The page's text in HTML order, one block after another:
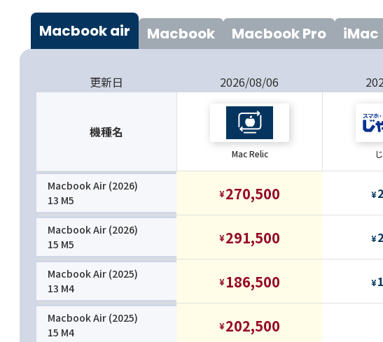
Macbook air Macbook Macbook Pro iMac
更新日 2026/08/06
機種名
Mac Relic
Macbook Air (2026)
13 M5
¥ 270,500 ¥
Macbook Air (2026)
15 M5
¥ 291,500 ¥
Macbook Air (2025)
13 M4
¥ 186,500 ¥
Macbook Air (2025)
15 M4
¥ 202,500